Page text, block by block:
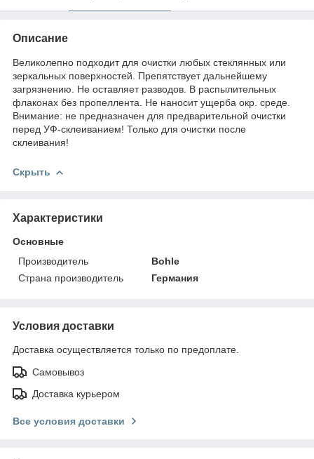
Описание
Великолепно подходит для очистки любых стеклянных или
зеркальных поверхностей. Препятствует дальнейшему
загрязнению. Не оставляет разводов. В распылительных
флаконах без пропеллента. Не наносит ущерба окр. среде.
Внимание: не предназначен для предварительной очистки
перед УФ-склеиванием! Только для очистки после
склеивания!
Скрыть
Характеристики
Основные
Производитель
Bohle
Страна производитель
Германия
Условия доставки
Доставка осуществляется только по предоплате.
Самовывоз
Доставка курьером
Все условия доставки